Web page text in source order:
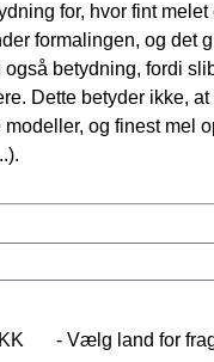
for, hvor fint
formalingen, og det
betydning, fordi
Dette betyder ikke,
modeller, og finest
- Vælg land for